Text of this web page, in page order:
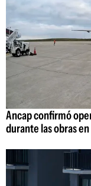
Ancap confirmó
durante las obras